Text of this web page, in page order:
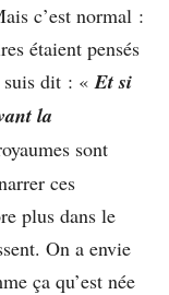
c’est normal :
étaient pensés
suis dit : « Et si
la
sont
ces
plus dans le
On a envie
ça qu’est née